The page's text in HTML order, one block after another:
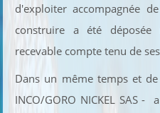
d'exploiter accompagnée
construire a été
recevable compte tenu de
Dans un même temps et
INCO/GORO NICKEL SAS